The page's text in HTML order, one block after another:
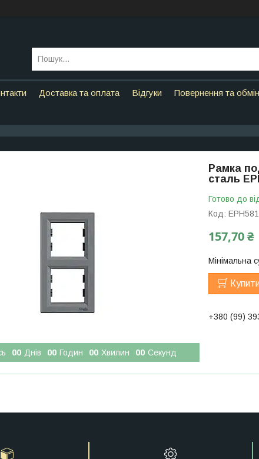
Доставка та оплата Відгуки Повернення та обмін
00 Днів 00 Годин 00 Хвилин 00 Секунд
Рамка
сталь
Готово до
Код:
157,70 ₴
Мінімальна
+380 (99)